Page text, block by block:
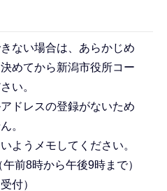
ない場合は、あらかじめ
めてから新潟市役所コー
い。
ドレスの登録がないため
。
ようメモしてください。
午前8時から午後9時まで）
付）